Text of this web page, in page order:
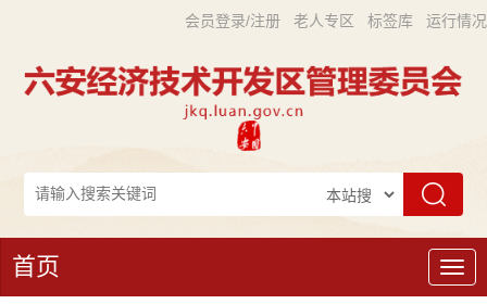
会员登录/注册 老人专区 标签库 运行情况
导
航
首页